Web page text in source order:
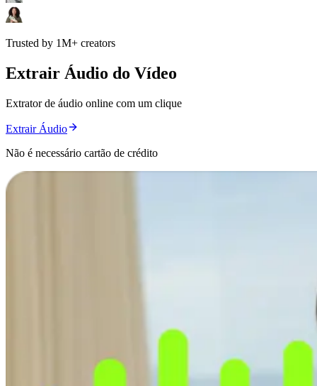
Trusted by 1M+ creators
Extrair Áudio do Vídeo
Extrator de áudio online com um clique
Extrair Áudio
Não é necessário cartão de crédito